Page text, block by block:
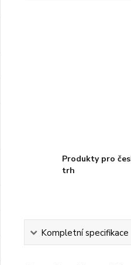
Produkty pro
trh
Kompletní specifikace